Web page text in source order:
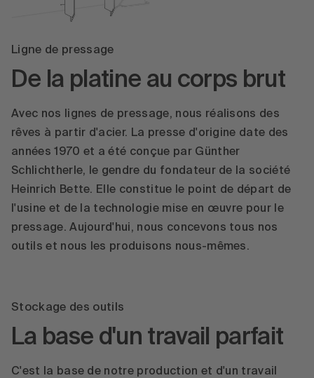
Ligne de pressage
De la platine au corps brut
Avec nos lignes de pressage, nous réalisons des
rêves à partir d'acier. La presse d'origine date des
années 1970 et a été conçue par Günther
Schlichtherle, le gendre du fondateur de la société
Heinrich Bette. Elle constitue le point de départ de
l'usine et de la technologie mise en œuvre pour le
pressage. Aujourd'hui, nous concevons tous nos
outils et nous les produisons nous-mêmes.
Stockage des outils
La base d'un travail parfait
C'est la base de notre production et d'un travail